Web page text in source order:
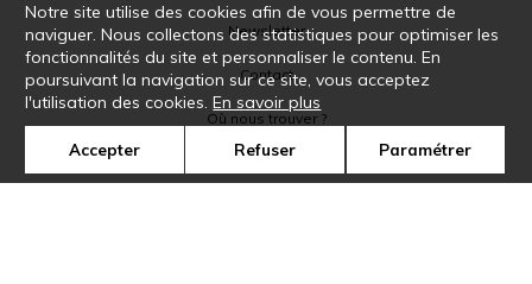
Newsletter
Contact
Où nous trouver ?
Notre site utilise des cookies afin de vous permettre de
naviguer. Nous collectons des statistiques pour optimiser les
fonctionnalités du site et personnaliser le contenu. En
poursuivant la navigation sur ce site, vous acceptez
l'utilisation des cookies.En savoir plus
Accepter Refuser Paramétrer